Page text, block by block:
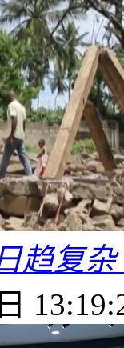
趋复